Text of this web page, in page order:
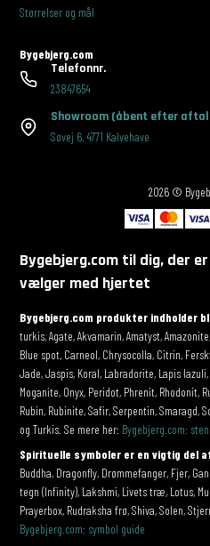
Størrelser og mål
Bygebjerg.com
Telefonnr.
23847654
Showroom (åbent efter
Søvej 6,4771 Kalvehave
2026 ©
Bygebjerg.com til dig, der
vælger med hjertet
Bygebjerg.com produkter indholder
turkis, Agate, Akvamarin, Amatyst,
Blue spot, Carneol, Chrysocolla, Citrin,
Jade, Jaspis, Koral, Labradorite, Lapis
Moganite, Onyx, Peridot, Phrenit, Rhodonit,
Rubin, Rubinite, Safir, Serpentin, Smaragd,
og Turkis. Se mere her: Bygebjerg.com:
Spirituelle symboler er en vigtig del
Buddha, Dragonfly, Drømmefanger, Fjer,
tegn (Infinity), Lakshmi, Livets træ, Lotus,
Prayerbox, Rudraksha frø, Shiva, Solen,
Bygebjerg.com: symbol guide